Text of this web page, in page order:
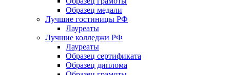
Образец медали
Лучшие гостиницы РФ
Лауреаты
Лучшие колледжи РФ
Лауреаты
Образец сертификата
Образец диплома